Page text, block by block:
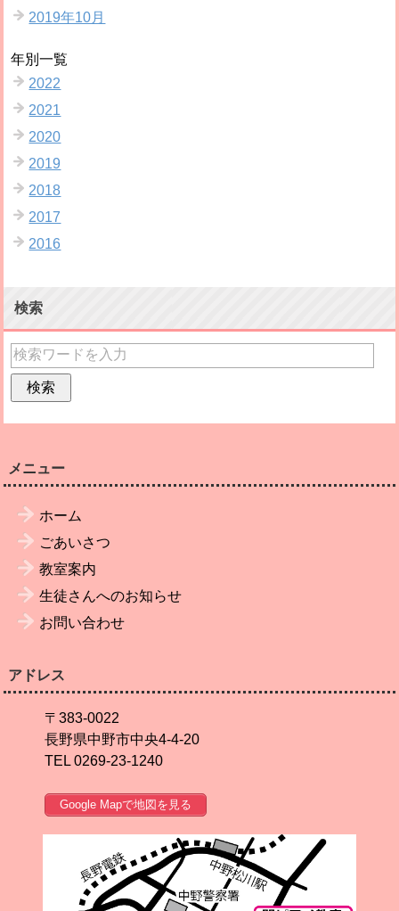
2019年10月
年別一覧
2022
2021
2020
2019
2018
2017
2016
検索
メニュー
ホーム
ごあいさつ
教室案内
生徒さんへのお知らせ
お問い合わせ
アドレス
〒383-0022
長野県中野市中央4-4-20
TEL 0269-23-1240
Google Mapで地図を見る